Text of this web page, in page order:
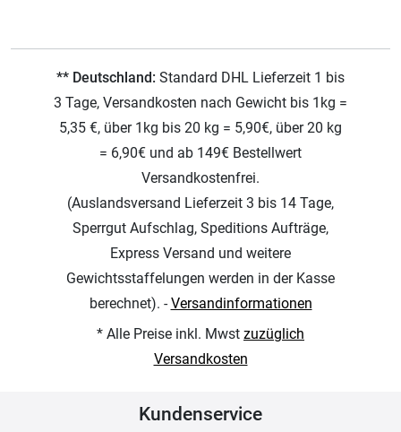
** Deutschland: Standard DHL Lieferzeit 1 bis
3 Tage, Versandkosten nach Gewicht bis 1kg =
5,35 €, über 1kg bis 20 kg = 5,90€, über 20 kg
= 6,90€ und ab 149€ Bestellwert
Versandkostenfrei.
(Auslandsversand Lieferzeit 3 bis 14 Tage,
Sperrgut Aufschlag, Speditions Aufträge,
Express Versand und weitere
Gewichtsstaffelungen werden in der Kasse
berechnet). -Versandinformationen
* Alle Preise inkl. Mwst zuzüglich
Versandkosten
Kundenservice